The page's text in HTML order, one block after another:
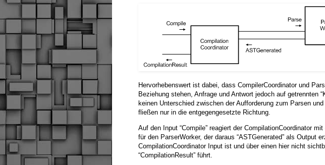
Hervorhebenswert ist dabei, dass CompilerCoordinator und
Beziehung stehen, Anfrage und Antwort jedoch auf getrennten
keinen Unterschied zwischen der Aufforderung zum Parsen
fließen nur in die entgegengesetzte Richtung.
Auf den Input “Compile” reagiert der CompilationCoordinator
für den ParserWorker, der daraus “ASTGenerated” als Output
CompilationCoordinator Input ist und über einen hier nicht
“CompilationResult” führt.